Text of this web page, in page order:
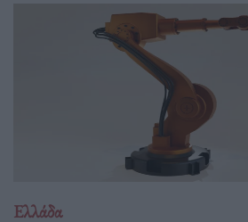
Ελλάδα